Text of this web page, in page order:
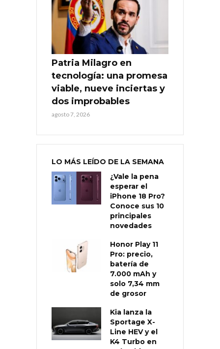
Patria Milagro en
tecnología: una promesa
viable, nueve inciertas y
dos improbables
agosto 7, 2026
LO MÁS LEÍDO DE LA SEMANA
¿Vale la pena
esperar el
iPhone 18 Pro?
Conoce sus 10
principales
novedades
Honor Play 11
Pro: precio,
batería de
7.000 mAh y
solo 7,34 mm
de grosor
Kia lanza la
Sportage X-
Line HEV y el
K4 Turbo en